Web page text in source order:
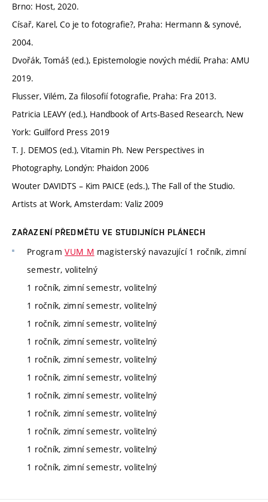
Brno: Host, 2020.
Císař, Karel, Co je to fotografie?, Praha: Hermann & synové,
2004.
Dvořák, Tomáš (ed.), Epistemologie nových médií, Praha: AMU
2019.
Flusser, Vilém, Za filosofií fotografie, Praha: Fra 2013.
Patricia LEAVY (ed.), Handbook of Arts-Based Research, New
York: Guilford Press 2019
T. J. DEMOS (ed.), Vitamin Ph. New Perspectives in
Photography, Londýn: Phaidon 2006
Wouter DAVIDTS – Kim PAICE (eds.), The Fall of the Studio.
Artists at Work, Amsterdam: Valiz 2009
ZAŘAZENÍ PŘEDMĚTU VE STUDIJNÍCH PLÁNECH
ProgramVUM_M magisterský navazující 1 ročník, zimní
semestr, volitelný
1 ročník, zimní semestr, volitelný
1 ročník, zimní semestr, volitelný
1 ročník, zimní semestr, volitelný
1 ročník, zimní semestr, volitelný
1 ročník, zimní semestr, volitelný
1 ročník, zimní semestr, volitelný
1 ročník, zimní semestr, volitelný
1 ročník, zimní semestr, volitelný
1 ročník, zimní semestr, volitelný
1 ročník, zimní semestr, volitelný
1 ročník, zimní semestr, volitelný